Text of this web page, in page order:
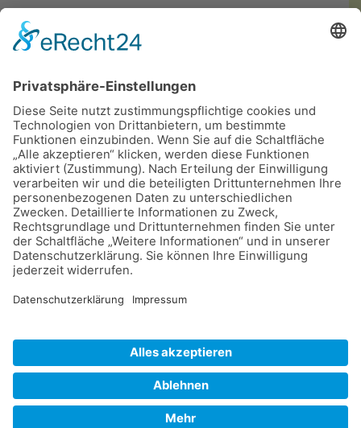
Deutschland e.V.
Datenschutz Cookie-Einstellungen